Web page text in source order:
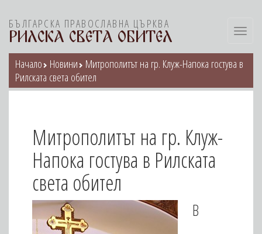
БЪЛГАРСКА ПРАВОСЛАВНА ЦЪРКВА
РИЛСКА СВЕТА ОБИТЕЛ
Начало Новини Митрополитът на гр. Клуж-Напока гостува в
Рилската света обител
Митрополитът на гр. Клуж-
Напока гостува в Рилската
света обител
В